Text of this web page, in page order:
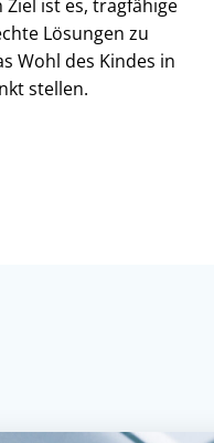
Ziel ist es, tragfähige
Lösungen zu
Wohl des Kindes in
stellen.